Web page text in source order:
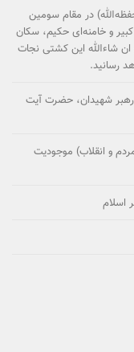
در مقام سومین
و خامنه‌ای حکیم، سکان
شاءالله این کشتی نجات
رسانید.
رهبر شهیدان، حضرت آیت
و انقلاب) موجودیت
اسلام